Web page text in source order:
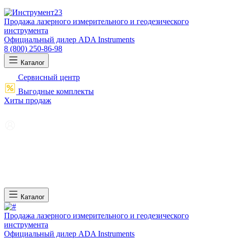
Продажа лазерного измерительного и геодезического
инструмента
Официальный дилер ADA Instruments
8 (800) 250-86-98
Каталог
Сервисный центр
Выгодные комплекты
Хиты продаж
Каталог
Продажа лазерного измерительного и геодезического
инструмента
Официальный дилер ADA Instruments